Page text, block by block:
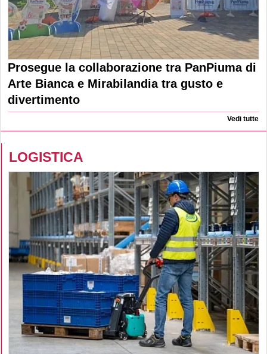
Prosegue la collaborazione tra PanPiuma di
Arte Bianca e Mirabilandia tra gusto e
divertimento
Vedi tutte
LOGISTICA